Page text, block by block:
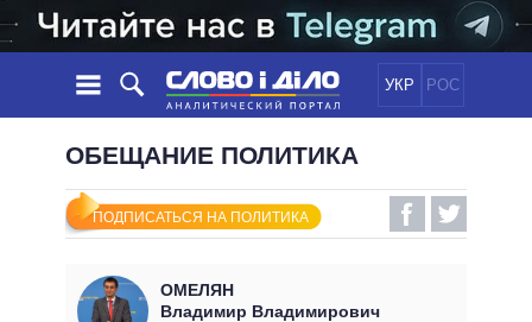
УКР РОС
НОВОСТИ
ЛЕНТА
СОБЫТИЯ
СТАТЬИ
МНЕНИЯ
ПОЛИТИКА
ЭКОНОМИКА
МИР
ОБЕЩАНИЯ
ВСЕ ПОЛИТИКИИНФОГРАФИКА
ОБЕЩАНИЕ ПОЛИТИКА
ПОДПИСАТЬСЯ НА ПОЛИТИКА
ОМЕЛЯН
Владимир Владимирович